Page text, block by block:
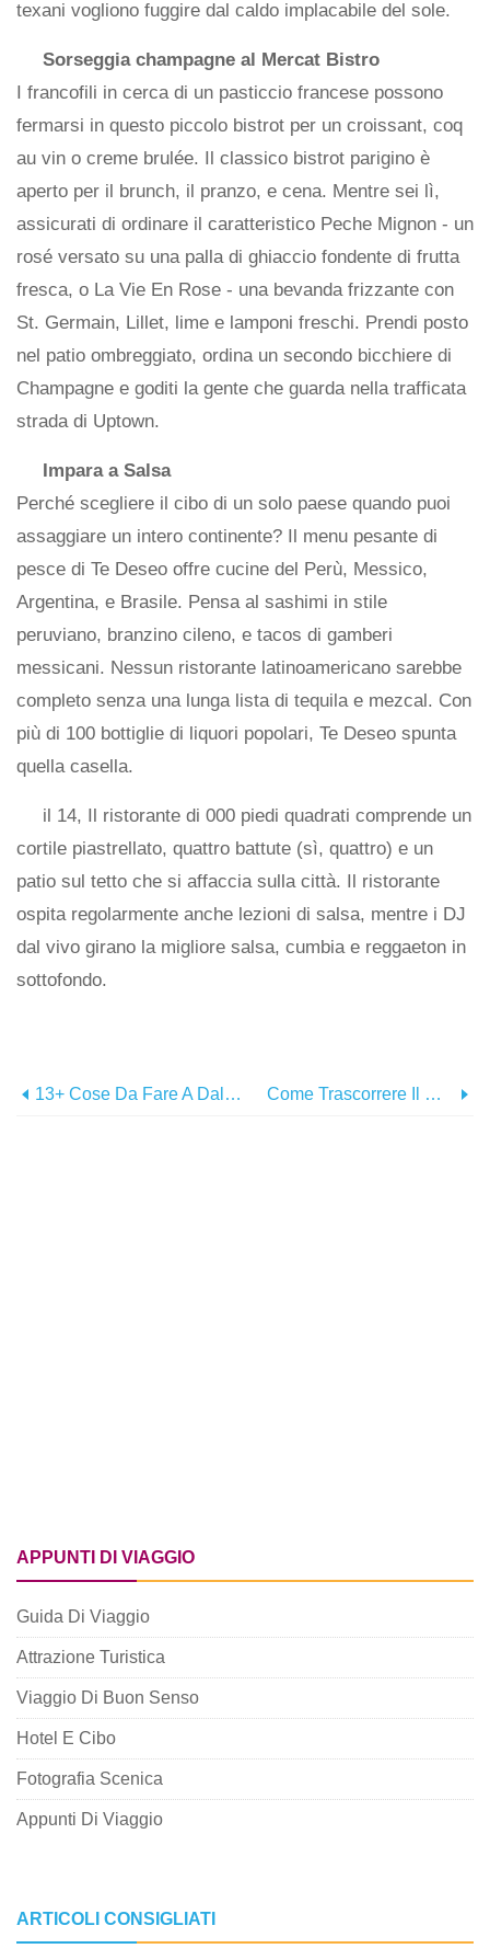
texani vogliono fuggire dal caldo implacabile del sole.
Sorseggia champagne al Mercat Bistro
I francofili in cerca di un pasticcio francese possono
fermarsi in questo piccolo bistrot per un croissant, coq
au vin o creme brulée. Il classico bistrot parigino è
aperto per il brunch, il pranzo, e cena. Mentre sei lì,
assicurati di ordinare il caratteristico Peche Mignon - un
rosé versato su una palla di ghiaccio fondente di frutta
fresca, o La Vie En Rose - una bevanda frizzante con
St. Germain, Lillet, lime e lamponi freschi. Prendi posto
nel patio ombreggiato, ordina un secondo bicchiere di
Champagne e goditi la gente che guarda nella trafficata
strada di Uptown.
Impara a Salsa
Perché scegliere il cibo di un solo paese quando puoi
assaggiare un intero continente? Il menu pesante di
pesce di Te Deseo offre cucine del Perù, Messico,
Argentina, e Brasile. Pensa al sashimi in stile
peruviano, branzino cileno, e tacos di gamberi
messicani. Nessun ristorante latinoamericano sarebbe
completo senza una lunga lista di tequila e mezcal. Con
più di 100 bottiglie di liquori popolari, Te Deseo spunta
quella casella.
il 14, Il ristorante di 000 piedi quadrati comprende un
cortile piastrellato, quattro battute (sì, quattro) e un
patio sul tetto che si affaccia sulla città. Il ristorante
ospita regolarmente anche lezioni di salsa, mentre i DJ
dal vivo girano la migliore salsa, cumbia e reggaeton in
sottofondo.
13+ Cose Da Fare A Dallas:giugno 2021 Come Trascorrere Il Weekend Del Memorial 2021 A Dallas
APPUNTI DI VIAGGIO
Guida Di Viaggio
Attrazione Turistica
Viaggio Di Buon Senso
Hotel E Cibo
Fotografia Scenica
Appunti Di Viaggio
ARTICOLI CONSIGLIATI